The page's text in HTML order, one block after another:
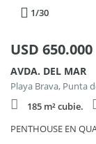
1/30
USD 650.000
AVDA. DEL MAR
Playa Brava, Punta
185 m² cubie.
PENTHOUSE EN